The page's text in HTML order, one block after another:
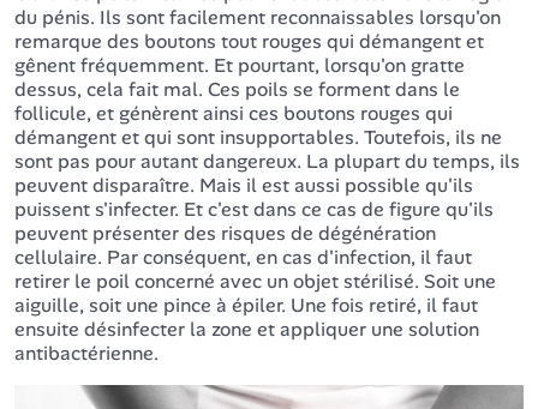
du pénis. Ils sont facilement reconnaissables lorsqu'on
remarque des boutons tout rouges qui démangent et
gênent fréquemment. Et pourtant, lorsqu'on gratte
dessus, cela fait mal. Ces poils se forment dans le
follicule, et génèrent ainsi ces boutons rouges qui
démangent et qui sont insupportables. Toutefois, ils ne
sont pas pour autant dangereux. La plupart du temps, ils
peuvent disparaître. Mais il est aussi possible qu'ils
puissent s'infecter. Et c'est dans ce cas de figure qu'ils
peuvent présenter des risques de dégénération
cellulaire. Par conséquent, en cas d'infection, il faut
retirer le poil concerné avec un objet stérilisé. Soit une
aiguille, soit une pince à épiler. Une fois retiré, il faut
ensuite désinfecter la zone et appliquer une solution
antibactérienne.